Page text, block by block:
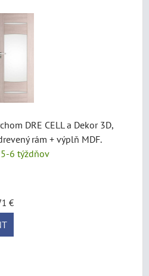
DRE CELL a Dekor 3D,
rám + výplň MDF.
6 týždňov
€